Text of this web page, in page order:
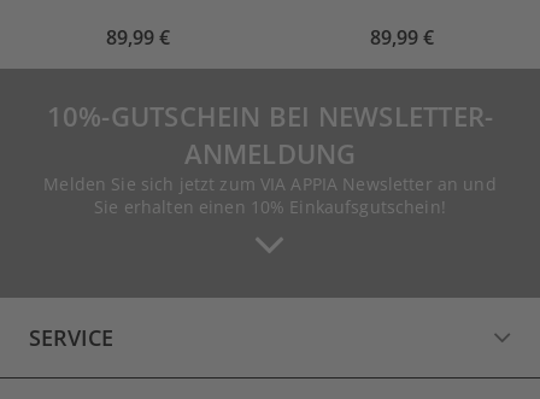
89,99 € 89,99 €
10%-GUTSCHEIN BEI NEWSLETTER-
ANMELDUNG
Melden Sie sich jetzt zum VIA APPIA Newsletter an und
Sie erhalten einen 10% Einkaufsgutschein!
SERVICE